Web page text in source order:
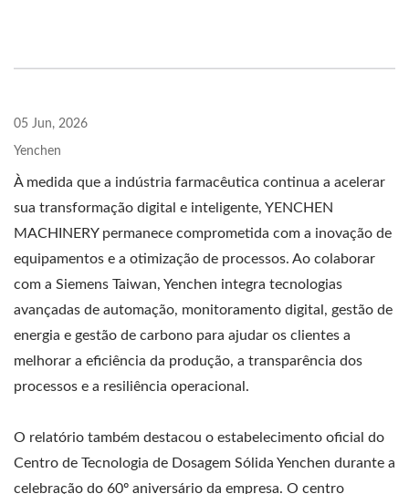
05 Jun, 2026
Yenchen
À medida que a indústria farmacêutica continua a acelerar
sua transformação digital e inteligente, YENCHEN
MACHINERY permanece comprometida com a inovação de
equipamentos e a otimização de processos. Ao colaborar
com a Siemens Taiwan, Yenchen integra tecnologias
avançadas de automação, monitoramento digital, gestão de
energia e gestão de carbono para ajudar os clientes a
melhorar a eficiência da produção, a transparência dos
processos e a resiliência operacional.
O relatório também destacou o estabelecimento oficial do
Centro de Tecnologia de Dosagem Sólida Yenchen durante a
celebração do 60º aniversário da empresa. O centro